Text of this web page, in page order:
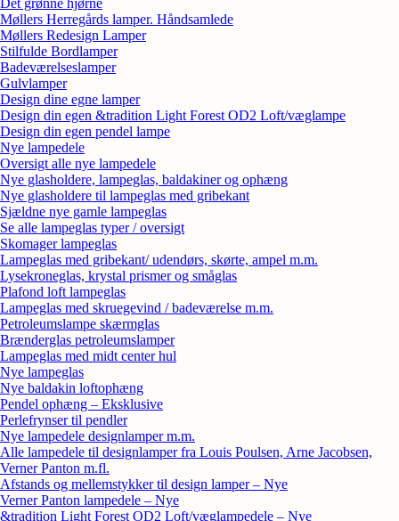
Det grønne hjørne
Møllers Herregårds lamper. Håndsamlede
Møllers Redesign Lamper
Stilfulde Bordlamper
Badeværelseslamper
Gulvlamper
Design dine egne lamper
Design din egen &tradition Light Forest OD2 Loft/væglampe
Design din egen pendel lampe
Nye lampedele
Oversigt alle nye lampedele
Nye glasholdere, lampeglas, baldakiner og ophæng
Nye glasholdere til lampeglas med gribekant
Sjældne nye gamle lampeglas
Se alle lampeglas typer / oversigt
Skomager lampeglas
Lampeglas med gribekant/ udendørs, skørte, ampel m.m.
Lysekroneglas, krystal prismer og småglas
Plafond loft lampeglas
Lampeglas med skruegevind / badeværelse m.m.
Petroleumslampe skærmglas
Brænderglas petroleumslamper
Lampeglas med midt center hul
Nye lampeglas
Nye baldakin loftophæng
Pendel ophæng – Eksklusive
Perlefrynser til pendler
Nye lampedele designlamper m.m.
Alle lampedele til designlamper fra Louis Poulsen, Arne Jacobsen,
Verner Panton m.fl.
Afstands og mellemstykker til design lamper – Nye
Verner Panton lampedele – Nye
&tradition Light Forest OD2 Loft/væglampedele – Nye